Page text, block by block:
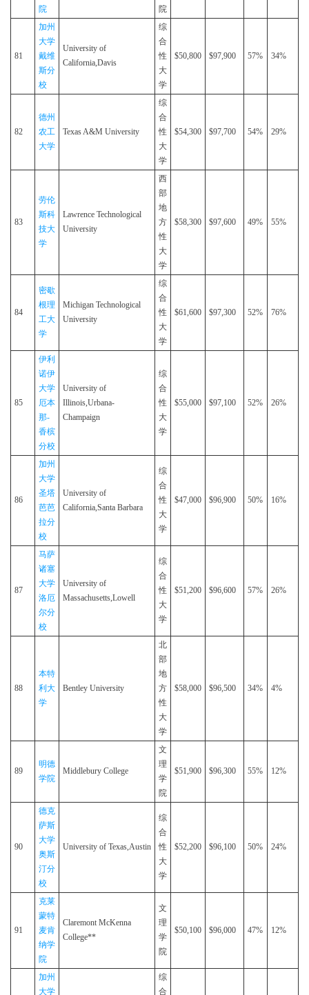
院
院
81
加州
大学
戴维
斯分
校
University of
California,Davis
综
合
性
大
学
$50,800 $97,900 57% 34%
82
德州
农工
大学
Texas A&M University
综
合
性
大
学
$54,300 $97,700 54% 29%
83
劳伦
斯科
技大
学
Lawrence Technological
University
西
部
地
方
性
大
学
$58,300 $97,600 49% 55%
84
密歇
根理
工大
学
Michigan Technological
University
综
合
性
大
学
$61,600 $97,300 52% 76%
85
伊利
诺伊
大学
厄本
那-
香槟
分校
University of
Illinois,Urbana-
Champaign
综
合
性
大
学
$55,000 $97,100 52% 26%
86
加州
大学
圣塔
芭芭
拉分
校
University of
California,Santa Barbara
综
合
性
大
学
$47,000 $96,900 50% 16%
87
马萨
诸塞
大学
洛厄
尔分
校
University of
Massachusetts,Lowell
综
合
性
大
学
$51,200 $96,600 57% 26%
88
本特
利大
学
Bentley University
北
部
地
方
性
大
学
$58,000 $96,500 34% 4%
89
明德
学院
Middlebury College
文
理
学
院
$51,900 $96,300 55% 12%
90
德克
萨斯
大学
奥斯
汀分
校
University of Texas,Austin
综
合
性
大
学
$52,200 $96,100 50% 24%
91
克莱
蒙特
麦肯
纳学
院
Claremont McKenna
College**
文
理
学
院
$50,100 $96,000 47% 12%
加州
大学
综
合